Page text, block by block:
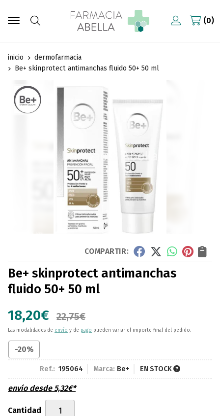
Buscar
0
inicio
dermofarmacia
Be+ skinprotect antimanchas fluido 50+ 50 ml
COMPARTIR:
Be+ skinprotect antimanchas
fluido 50+ 50 ml
18,20€ 22,75€
Las modalidades de envío y de pago pueden variar el importe final del pedido.
-20%
Ref.: 195064 Marca: Be+ EN STOCK
envío desde5,32€*
Cantidad